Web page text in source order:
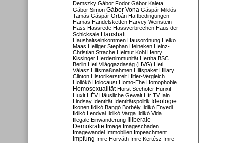
Demszky Gábor Fodor Gábor Kaleta
Gábor Simon Gábor Vona Gáspár Miklós
Tamás Gáspár Orbán Haftbedingungen
Hamas Handelsketten Harvey Weinstein
Hass Hassrede Hassverbrechen Haus der
Schicksale Haushalt
Haushaltseinkommen Hausordnung Heiko
Maas Heiliger Stephan Heineken Heinz-
Christian Strache Helmut Kohl Henry
Kissinger Herdenimmunität Hertha BSC
Berlin Heti Világgazdaság (HVG) Heti
Válasz Hilfsmaßnahmen Hilfspaket Hillary
Clinton Historikerstreit Hitler-Vergleich
Hollókő Holocaust Homo-Ehe Homophobie
Homosexualität Horst Seehofer Hunxit
Huxit HÉV Häusliche Gewalt Hír TV Iain
Lindsay Identität Identitätspolitik Ideologie
Ikonen Ildikó Bangó Borbély Ildikó Enyedi
Ildikó Lendvai Ildikó Varga Ildikó Vida
Illegale Einwanderung Illiberale
Demokratie Image Imageschaden
Imagewandel Immobilien Impeachment
Impfung Imre Horváth Imre Kertész Imre